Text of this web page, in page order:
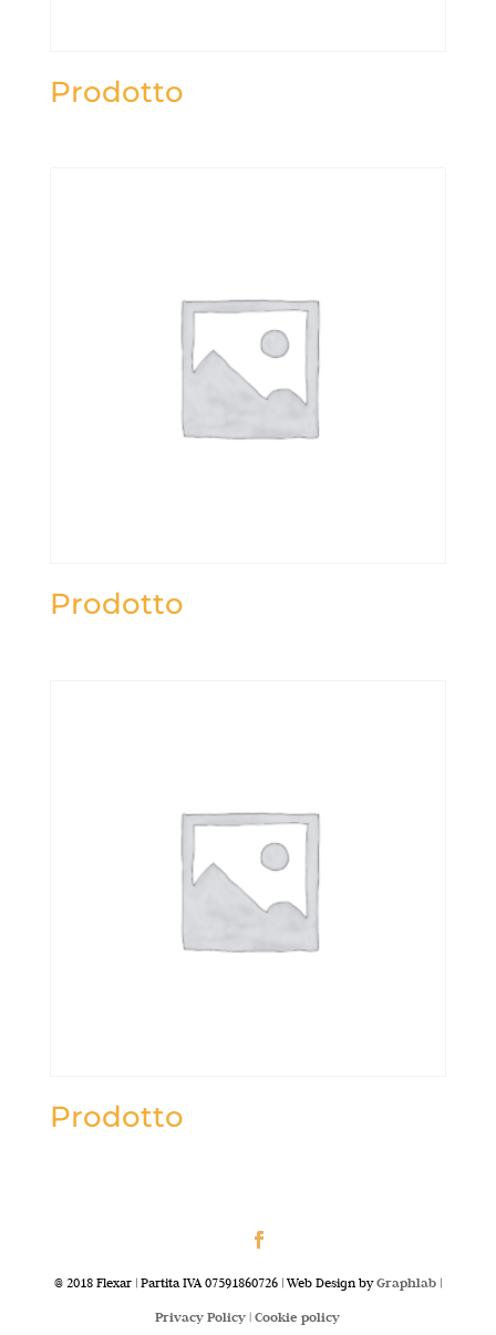
Prodotto
Prodotto
Prodotto
@ 2018 Flexar | Partita IVA 07591860726 | Web Design byGraphlab|
Privacy Policy |Cookie policy